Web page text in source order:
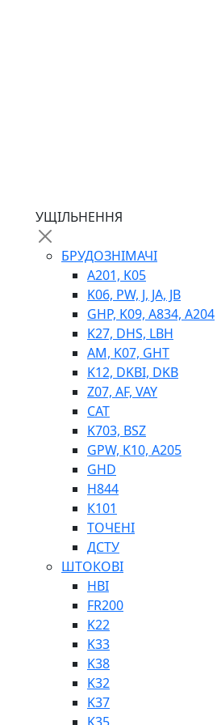
ЛЕБІДКИ
ВТУЛКИ
BIMETAL
Е90, E92
SINT, E60
ПНЕВМАТИКА
ФІТИНГИ
УЩІЛЬНЕННЯ
БРУДОЗНІМАЧІ
A201, K05
K06, PW, J, JA, JB
GHP, K09, A834, A204
K27, DHS, LBH
AM, K07, GHT
K12, DKBI, DKB
Z07, AF, VAY
CAT
K703, BSZ
GPW, K10, A205
GHD
H844
К101
ТОЧЕНІ
ДСТУ
ШТОКОВІ
HBI
FR200
K22
K33
K38
K32
K37